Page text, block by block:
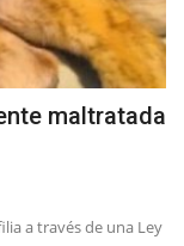
maltratada
a través de una Ley